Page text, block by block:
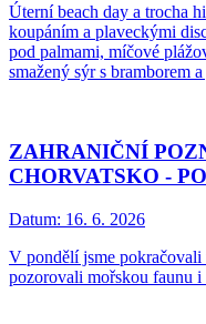
Úterní beach day a trocha
koupáním a plaveckými
pod palmami, míčové
smažený sýr s bramborem
ZAHRANIČNÍ
CHORVATSKO -
Datum: 16. 6. 2026
V pondělí jsme
pozorovali mořskou faunu